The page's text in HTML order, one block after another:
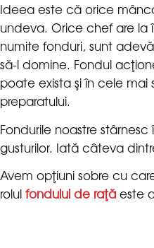
Ideea este că orice
undeva. Orice chef are la
numite fonduri, sunt
să-l domine. Fondul
poate exista şi în cele mai
Fondurile noastre
gusturilor. Iată câteva
Avem opţiuni sobre cu
rolul